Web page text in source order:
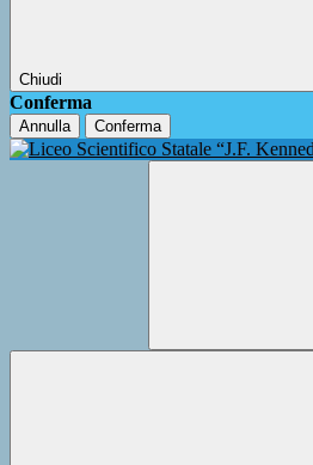
Chiudi
Conferma
Annulla Conferma